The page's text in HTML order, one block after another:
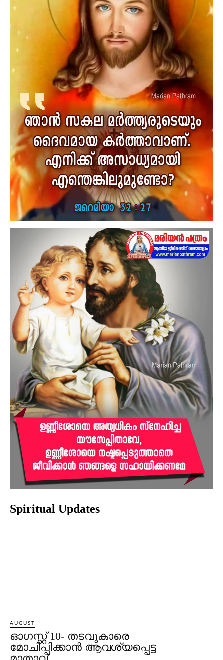
Spiritual Updates
AUGUST
ഓഗസ്റ്റ് 10- തടവുകാരെ
മോചിപ്പിക്കാന്‍ ആവശ്യപ്പെട്ട